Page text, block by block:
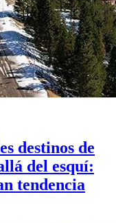
destinos de
del esquí:
tendencia